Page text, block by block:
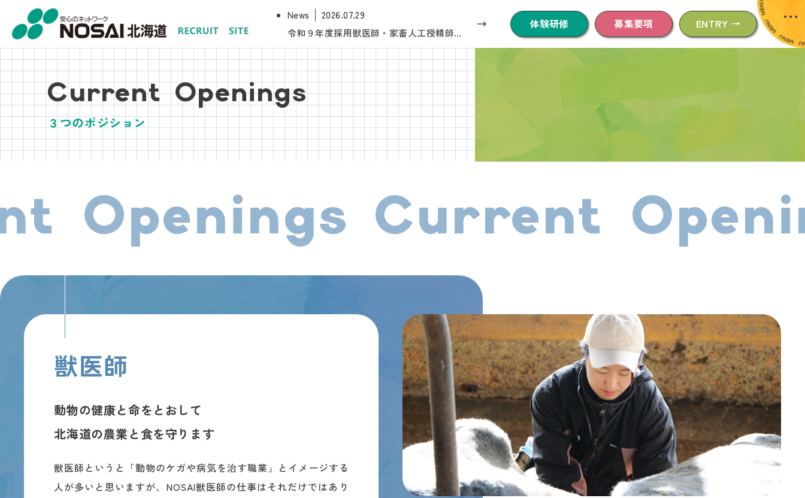
News
2026.07.29
令和９年度採用獣医師・家畜人工授精師・産業動物看護師（新卒）の募集は終了しました…
体験研修 募集要項 ENTRY →
Current Openings
３つのポジション
Current
獣医師
動物の健康と命をとおして
北海道の農業と食を守ります
獣医師というと「動物のケガや病気を治す職業」とイメージする
人が多いと思いますが、NOSAI獣医師の仕事はそれだけではあり